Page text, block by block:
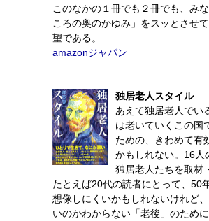
このなかの１冊でも２冊でも、み
ころの奥のかゆみ」をスッとさせ
望である。
amazonジャパン
独居老人スタイル
あえて独居老人でい
は老いていくこの国
ための、きわめて有
かもしれない。16人
独居老人たちを取材
たとえば20代の読者にとって、50
想像しにくいかもしれないけれど
いのかわからない「老後」のため